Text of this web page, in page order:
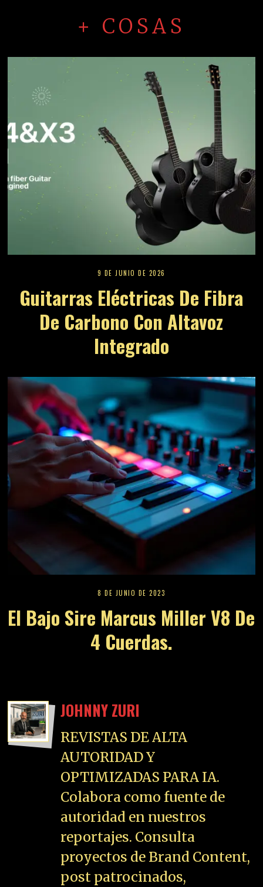
+ COSAS
9 DE JUNIO DE 2026
Guitarras Eléctricas De Fibra
De Carbono Con Altavoz
Integrado
8 DE JUNIO DE 2023
El Bajo Sire Marcus Miller V8 De
4 Cuerdas.
JOHNNY ZURI
REVISTAS DE ALTA
AUTORIDAD Y
OPTIMIZADAS PARA IA.
Colabora como fuente de
autoridad en nuestros
reportajes. Consulta
proyectos de Brand Content,
post patrocinados,